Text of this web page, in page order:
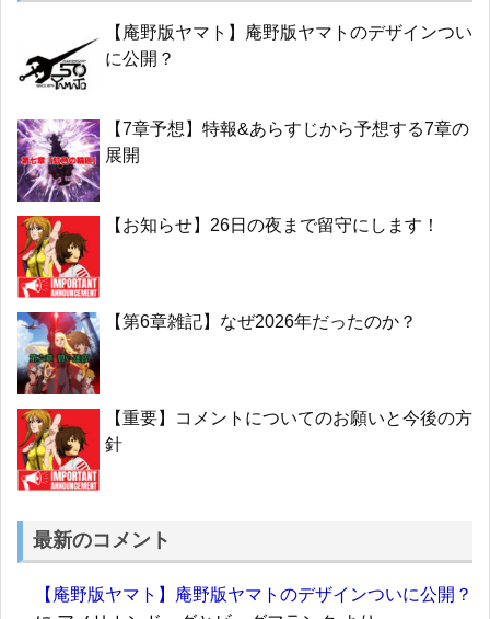
【庵野版ヤマト】庵野版ヤマトのデザインつい
に公開？
【7章予想】特報&あらすじから予想する7章の
展開
【お知らせ】26日の夜まで留守にします！
【第6章雑記】なぜ2026年だったのか？
【重要】コメントについてのお願いと今後の方
針
最新のコメント
【庵野版ヤマト】庵野版ヤマトのデザインついに公開？